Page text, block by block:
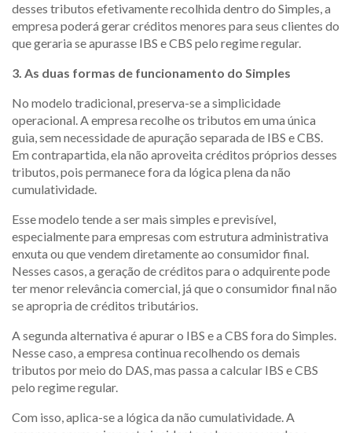
desses tributos efetivamente recolhida dentro do Simples, a
empresa poderá gerar créditos menores para seus clientes do
que geraria se apurasse IBS e CBS pelo regime regular.
3. As duas formas de funcionamento do Simples
No modelo tradicional, preserva-se a simplicidade
operacional. A empresa recolhe os tributos em uma única
guia, sem necessidade de apuração separada de IBS e CBS.
Em contrapartida, ela não aproveita créditos próprios desses
tributos, pois permanece fora da lógica plena da não
cumulatividade.
Esse modelo tende a ser mais simples e previsível,
especialmente para empresas com estrutura administrativa
enxuta ou que vendem diretamente ao consumidor final.
Nesses casos, a geração de créditos para o adquirente pode
ter menor relevância comercial, já que o consumidor final não
se apropria de créditos tributários.
A segunda alternativa é apurar o IBS e a CBS fora do Simples.
Nesse caso, a empresa continua recolhendo os demais
tributos por meio do DAS, mas passa a calcular IBS e CBS
pelo regime regular.
Com isso, aplica-se a lógica da não cumulatividade. A